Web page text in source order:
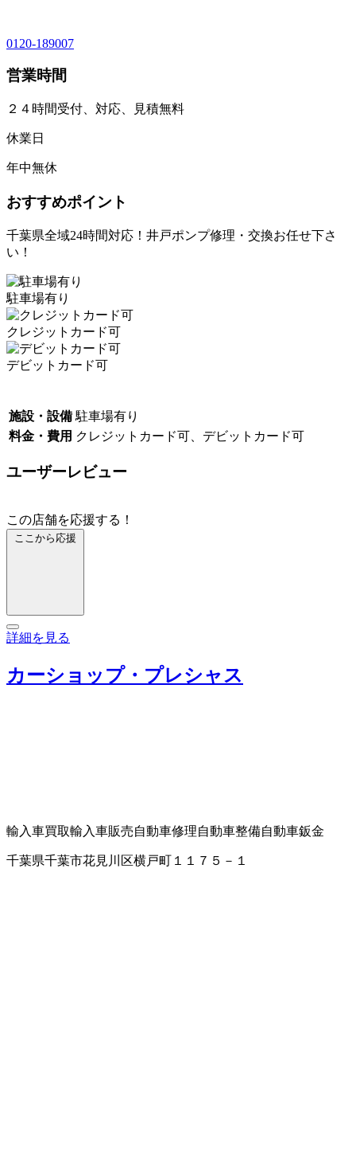
0120-189007
営業時間
２４時間受付、対応、見積無料
休業日
年中無休
おすすめポイント
千葉県全域24時間対応！井戸ポンプ修理・交換お任せ下さ
い！
駐車場有り
クレジットカード可
デビットカード可
施設・設備 駐車場有り
料金・費用 クレジットカード可、デビットカード可
ユーザーレビュー
この店舗を応援する！
ここから応援
詳細を見る
カーショップ・プレシャス
輸入車買取輸入車販売自動車修理自動車整備自動車鈑金
千葉県千葉市花見川区横戸町１１７５－１